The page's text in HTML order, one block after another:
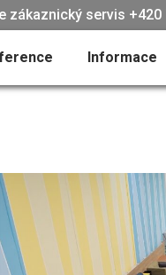
servis +420
Informace